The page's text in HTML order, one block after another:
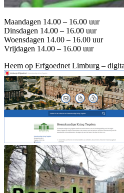
Maandagen 14.00 – 16.00 uur
Dinsdagen 14.00 – 16.00 uur
Woensdagen 14.00 – 16.00 uur
Vrijdagen 14.00 – 16.00 uur
Heem op Erfgoednet Limburg –